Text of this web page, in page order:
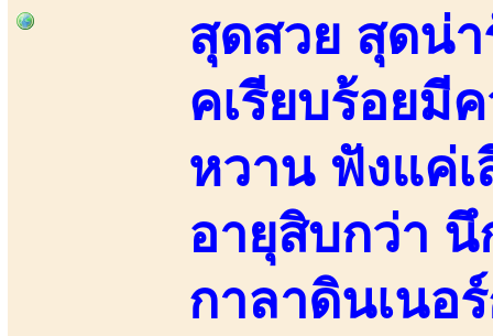
สุดสวย สุดน่า
คเรียบร้อยมี
หวาน ฟังแค่เ
อายุสิบกว่า นึ
กาลาดินเนอ